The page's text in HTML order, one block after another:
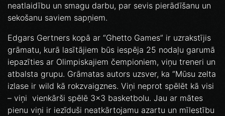
neatlaidību un smagu darbu, par sevis pierādīšanu un
sekošanu saviem sapņiem.
Edgars Gertners kopā ar “Ghetto Games” ir uzrakstījis
grāmatu, kurā lasītājiem būs iespēja 25 nodaļu garumā
iepazīties ar Olimpiskajiem čempioniem, viņu treneri un
atbalsta grupu. Grāmatas autors uzsver, ka “Mūsu zelta
izlase ir wild kā rokzvaigznes. Viņi neprot spēlēt kā visi
– viņi vienkārši spēlē 3x3 basketbolu. Jau ar mātes
pienu viņi ir iezīduši neatkārtojamu azartu un mīlestību